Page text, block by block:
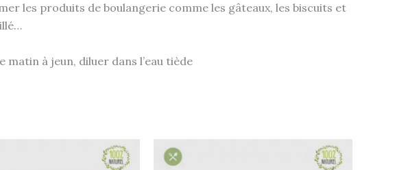
les produits de boulangerie comme les gâteaux, les biscuits et
matin à jeun, diluer dans l’eau tiède